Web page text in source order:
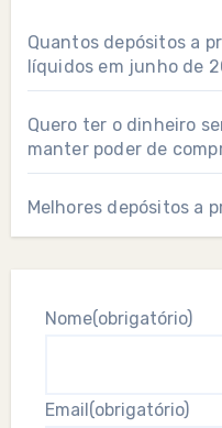
Quantos depósitos a
líquidos em junho de
Quero ter o dinheiro
manter poder de
Melhores depósitos a
Nome(obrigatório)
Email(obrigatório)